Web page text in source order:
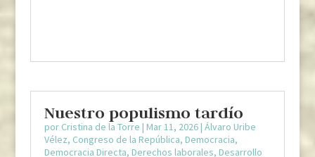
Nuestro populismo tardío
por Cristina de la Torre | Mar 11, 2026| Álvaro Uribe
Vélez, Congreso de la República, Democracia,
Democracia Directa, Derechos laborales, Desarrollo